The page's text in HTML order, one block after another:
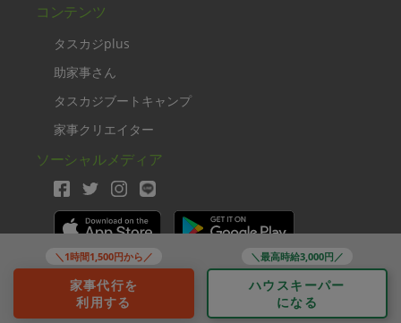
＼1時間1,500円から／
家事代行を
利用する
＼最高時給3,000円／
ハウスキーパー
になる
コンテンツ
タスカジplus
助家事さん
タスカジブートキャンプ
家事クリエイター
ソーシャルメディア